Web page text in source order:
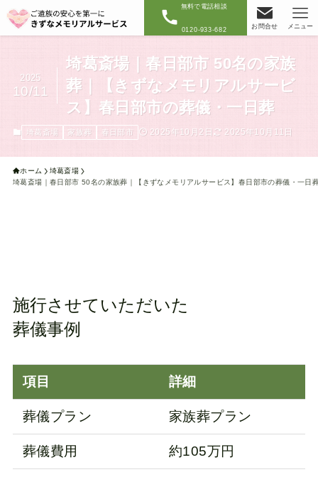
無料で電話相談
0120-933-682 お問合せ メニュー
埼葛斎場｜春日部市 50名の家族
葬｜【きずなメモリアルサービ
ス】春日部市の葬儀・一日葬
2025
10/11
埼葛斎場 家族葬 春日部市 2025年10月2日 2025年10月11日
ホーム
埼葛斎場
埼葛斎場｜春日部市 50名の家族葬｜【きずなメモリアルサービス】春日部市の葬儀・一日
施行させていただいた
葬儀事例
項目 詳細
葬儀プラン 家族葬プラン
葬儀費用 約105万円